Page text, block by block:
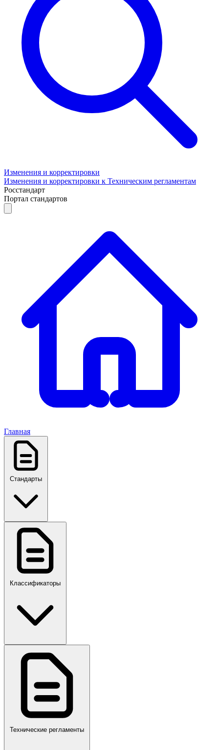
Изменения и корректировки
Изменения и корректировки к Техническим регламентам
Росстандарт
Портал стандартов
Главная
Стандарты
ГОСТ, ГОСТ Р, ПНСТ
ПР,Р,ПМГ,РМГ
Классификаторы
Технические регламенты